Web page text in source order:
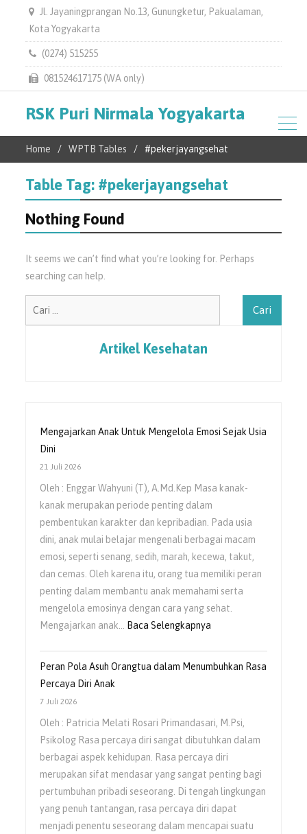
Jl. Jayaningprangan No.13, Gunungketur, Pakualaman,
Kota Yogyakarta
(0274) 515255
081524617175 (WA only)
RSK Puri Nirmala Yogyakarta
Home WPTB Tables #pekerjayangsehat
Table Tag: #pekerjayangsehat
Nothing Found
It seems we can’t find what you’re looking for. Perhaps
searching can help.
Artikel Kesehatan
Mengajarkan Anak Untuk Mengelola Emosi Sejak Usia
Dini
21 Juli 2026
Oleh : Enggar Wahyuni (T), A.Md.Kep Masa kanak-
kanak merupakan periode penting dalam
pembentukan karakter dan kepribadian. Pada usia
dini, anak mulai belajar mengenali berbagai macam
emosi, seperti senang, sedih, marah, kecewa, takut,
dan cemas. Oleh karena itu, orang tua memiliki peran
penting dalam membantu anak memahami serta
mengelola emosinya dengan cara yang sehat.
Mengajarkan anak…
Baca Selengkapnya
Sejak
Usia
Dini
Peran Pola Asuh Orangtua dalam Menumbuhkan Rasa
Percaya Diri Anak
7 Juli 2026
Oleh : Patricia Melati Rosari Primandasari, M.Psi,
Psikolog Rasa percaya diri sangat dibutuhkan dalam
berbagai aspek kehidupan. Rasa percaya diri
merupakan sifat mendasar yang sangat penting bagi
pertumbuhan pribadi seseorang. Di tengah lingkungan
yang penuh tantangan, rasa percaya diri dapat
menjadi penentu seseorang dalam mencapai suatu